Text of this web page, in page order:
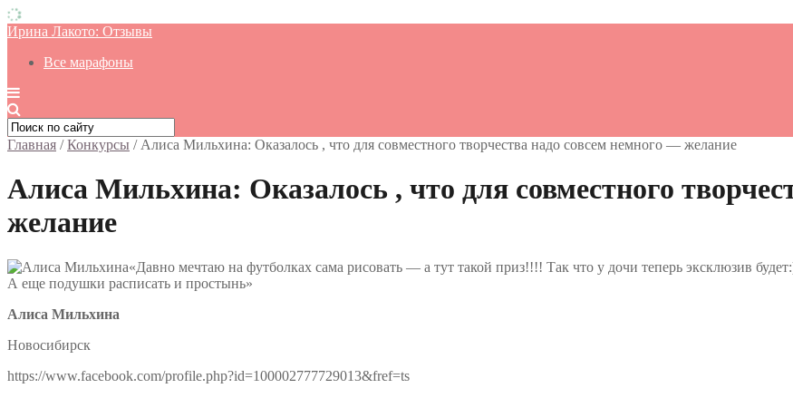
Ирина Лакото: Отзывы
Все марафоны
Главная /Конкурсы / Алиса Мильхина: Оказалось , что для совместного творчества надо совсем немного — желание
Алиса Мильхина: Оказалось , что для совместного
желание
«Давно мечтаю на футболках сама рисовать — а тут такой приз!!!! Так что у дочи теперь эксклюзив
А еще подушки расписать и простынь»
Алиса Мильхина
Новосибирск
https://www.facebook.com/profile.php?id=100002777729013&fref=ts